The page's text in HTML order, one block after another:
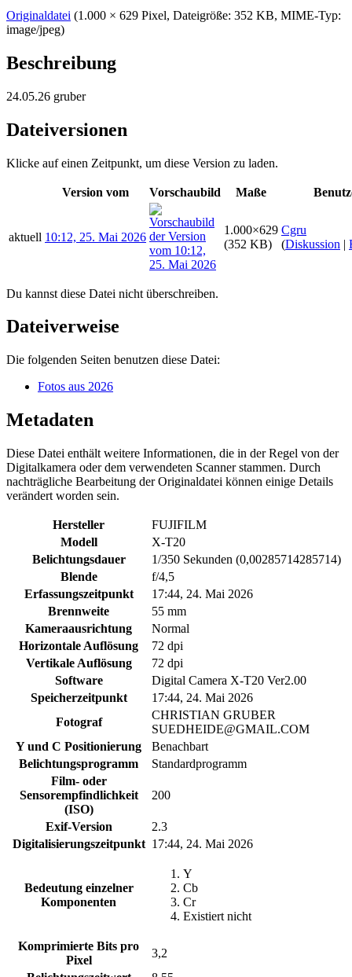
Originaldatei (1.000 × 629 Pixel, Dateigröße: 352 KB, MIME-Typ:
image/jpeg)
Beschreibung
24.05.26 gruber
Dateiversionen
Klicke auf einen Zeitpunkt, um diese Version zu laden.
Version vom Vorschaubild Maße
aktuell 10:12, 25. Mai 2026
1.000×629
(352 KB)
Cgru
(Diskussion |
Du kannst diese Datei nicht überschreiben.
Dateiverweise
Die folgenden Seiten benutzen diese Datei:
Fotos aus 2026
Metadaten
Diese Datei enthält weitere Informationen, die in der Regel von der
Digitalkamera oder dem verwendeten Scanner stammen. Durch
nachträgliche Bearbeitung der Originaldatei können einige Details
verändert worden sein.
Hersteller
FUJIFILM
Modell
X-T20
Belichtungsdauer
1/350 Sekunden (0,00285714285714)
Blende
f/4,5
Erfassungszeitpunkt
17:44, 24. Mai 2026
Brennweite
55 mm
Kameraausrichtung
Normal
Horizontale Auflösung
72 dpi
Vertikale Auflösung
72 dpi
Software
Digital Camera X-T20 Ver2.00
Speicherzeitpunkt
17:44, 24. Mai 2026
Fotograf
CHRISTIAN GRUBER
SUEDHEIDE@GMAIL.COM
Y und C Positionierung
Benachbart
Belichtungsprogramm
Standardprogramm
Film- oder
Sensorempfindlichkeit
(ISO)
200
Exif-Version
2.3
Digitalisierungszeitpunkt 17:44, 24. Mai 2026
Bedeutung einzelner
Komponenten
Y
Cb
Cr
Existiert nicht
Komprimierte Bits pro
Pixel
3,2